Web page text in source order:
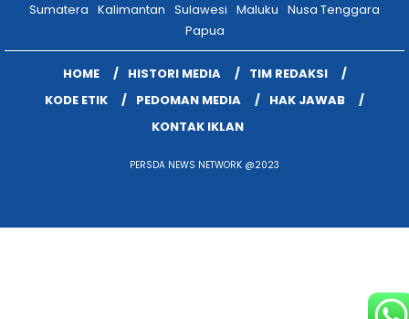
Sumatera Kalimantan Sulawesi Maluku Nusa Tenggara
Papua
HOME HISTORI MEDIA
TIM REDAKSI
KODE ETIK
PEDOMAN MEDIA
HAK JAWAB
KONTAK IKLAN
PERSDA NEWS NETWORK @2023